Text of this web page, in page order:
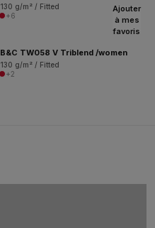
130 g/m² / Fitted
+6
Ajouter
à mes
favoris
B&C TW058 V Triblend /women
130 g/m² / Fitted
+2